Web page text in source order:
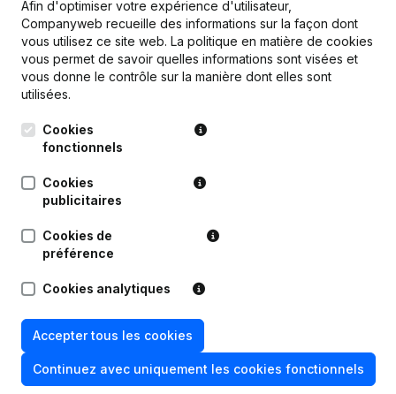
Publicationsde Mndrn
Date Publication
Succursale, etc...)
Quel est le numéro de TVA de Mndrn?
Quel est l'identifiant PEPPOL de Mndrn?
Afin d'optimiser votre expérience d'utilisateur,
Companyweb recueille des informations sur la façon dont
vous utilisez ce site web. La politique en matière de cookies
vous permet de savoir quelles informations sont visées et
vous donne le contrôle sur la manière dont elles sont
utilisées.
Cookies
fonctionnels
Cookies
publicitaires
Cookies de
préférence
Cookies analytiques
Accepter tous les cookies
Continuez avec uniquement les cookies fonctionnels